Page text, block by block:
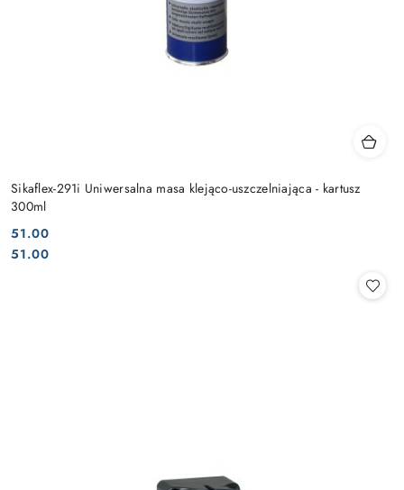
Sikaflex-291i Uniwersalna masa klejąco-uszczelniająca - kartusz
300ml
Cena:
51.00
Cena:
51.00